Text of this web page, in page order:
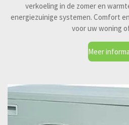
verkoeling in de zomer en
energiezuinige systemen. Comfort
voor uw woning
Meer